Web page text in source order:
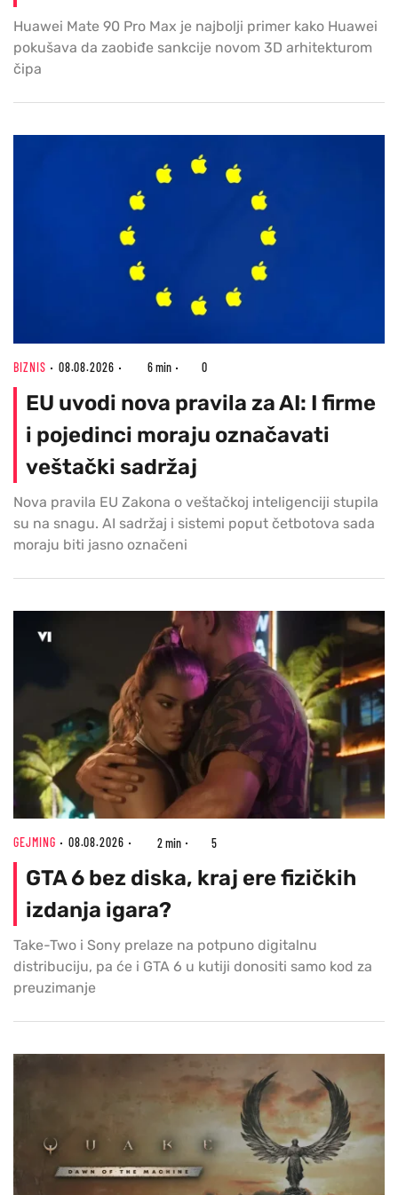
Huawei Mate 90 Pro Max je najbolji primer kako Huawei
pokušava da zaobiđe sankcije novom 3D arhitekturom
čipa
BIZNIS 08.08.2026 6 min 0
EU uvodi nova pravila za AI: I firme
i pojedinci moraju označavati
veštački sadržaj
Nova pravila EU Zakona o veštačkoj inteligenciji stupila
su na snagu. AI sadržaj i sistemi poput četbotova sada
moraju biti jasno označeni
GEJMING 08.08.2026 2 min 5
GTA 6 bez diska, kraj ere fizičkih
izdanja igara?
Take-Two i Sony prelaze na potpuno digitalnu
distribuciju, pa će i GTA 6 u kutiji donositi samo kod za
preuzimanje